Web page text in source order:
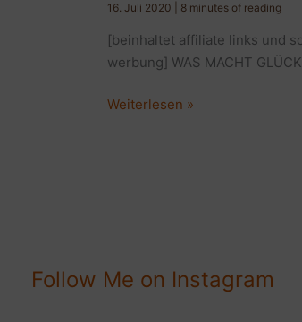
16. Juli 2020 8 minutes of reading
[beinhaltet affiliate links und
werbung] WAS MACHT
5
Weiterlesen »
Follow Me on Instagram